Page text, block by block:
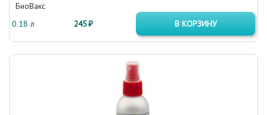
БиоВакс
0.18 л
245 ₽ В КОРЗИНУ